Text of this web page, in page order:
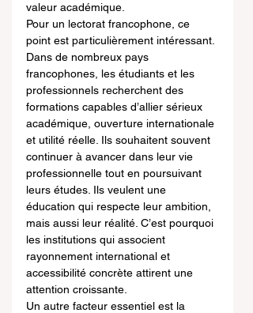
valeur académique.
Pour un lectorat francophone, ce
point est particulièrement intéressant.
Dans de nombreux pays
francophones, les étudiants et les
professionnels recherchent des
formations capables d’allier sérieux
académique, ouverture internationale
et utilité réelle. Ils souhaitent souvent
continuer à avancer dans leur vie
professionnelle tout en poursuivant
leurs études. Ils veulent une
éducation qui respecte leur ambition,
mais aussi leur réalité. C’est pourquoi
les institutions qui associent
rayonnement international et
accessibilité concrète attirent une
attention croissante.
Un autre facteur essentiel est la